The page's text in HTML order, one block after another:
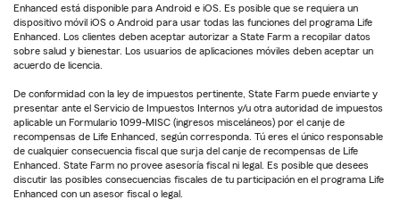
Enhanced está disponible para Android e iOS. Es posible que se requiera un
dispositivo móvil iOS o Android para usar todas las funciones del programa Life
Enhanced. Los clientes deben aceptar autorizar a State Farm a recopilar datos
sobre salud y bienestar. Los usuarios de aplicaciones móviles deben aceptar un
acuerdo de licencia.
De conformidad con la ley de impuestos pertinente, State Farm puede enviarte y
presentar ante el Servicio de Impuestos Internos y/u otra autoridad de impuestos
aplicable un Formulario 1099-MISC (ingresos misceláneos) por el canje de
recompensas de Life Enhanced, según corresponda. Tú eres el único responsable
de cualquier consecuencia fiscal que surja del canje de recompensas de Life
Enhanced. State Farm no provee asesoría fiscal ni legal. Es posible que desees
discutir las posibles consecuencias fiscales de tu participación en el programa Life
Enhanced con un asesor fiscal o legal.